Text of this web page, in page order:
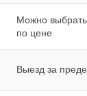
Можно
по цене
Выезд за